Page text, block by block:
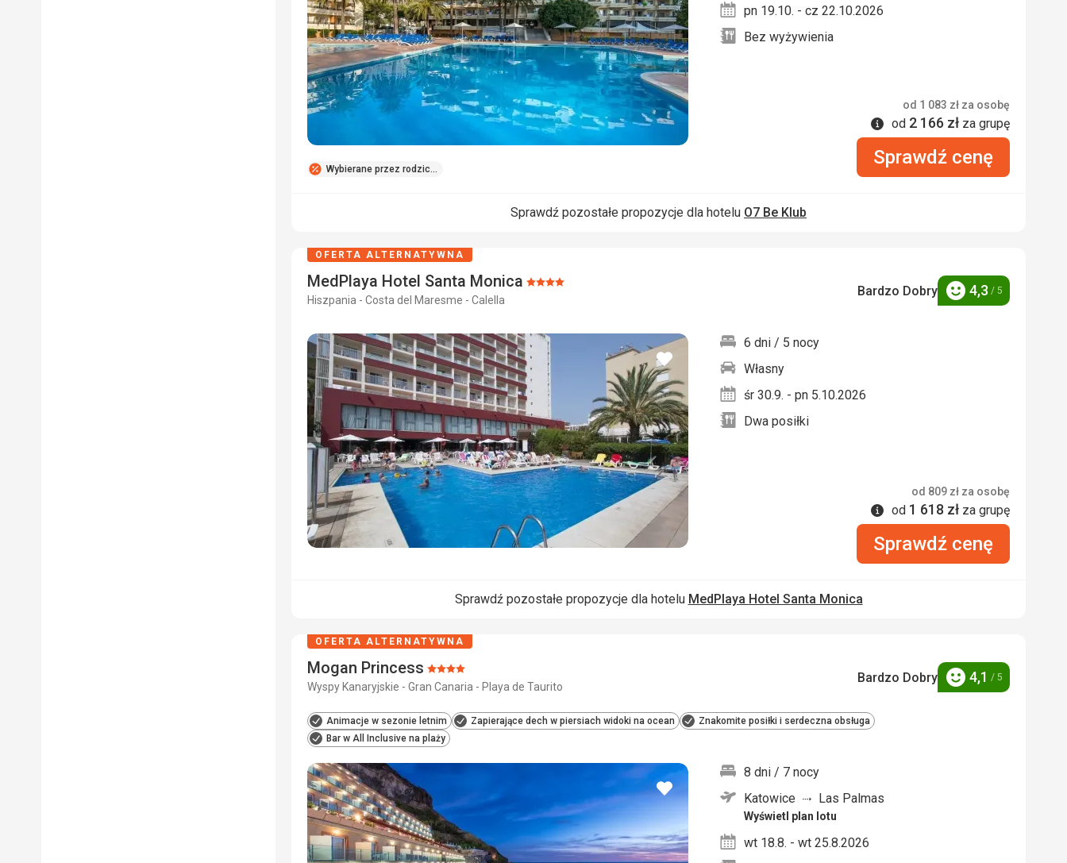
Wybierane przez rodziców
pn 19.10. - cz 22.10.2026
Bez wyżywienia
od 1 083 zł za osobę
Informacje
od 2 166 zł za grupę
Sprawdź cenę
Sprawdź pozostałe propozycje dla hotelu O7 Be Klub
MedPlaya Hotel Santa Monica Ocena:
Hiszpania - Costa del Maresme - Calella
Bardzo Dobry Ocena
4,3 / 5
dodaj
ulubionych
6 dni / 5 nocy
Własny
śr 30.9. - pn 5.10.2026
Dwa posiłki
od 809 zł za osobę
Informacje
od 1 618 zł za grupę
Sprawdź cenę
Sprawdź pozostałe propozycje dla hotelu MedPlaya Hotel Santa Monica
OFERTA ALTERNATYWNA
Mogan Princess Ocena:
4/5
Wyspy Kanaryjskie - Gran Canaria - Playa de Taurito
Bardzo Dobry Ocena
4,1 / 5
Animacje w sezonie letnim Zapierające dech w piersiach widoki na ocean
Znakomite posiłki i serdeczna obsługa
Bar w All Inclusive na plaży
dodaj
do
ulubionych
8 dni / 7 nocy
Katowice
Las Palmas
Wyświetl plan lotu
wt 18.8. - wt 25.8.2026
OFERTA ALTERNATYWNA